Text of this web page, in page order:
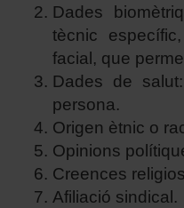
Dades
tècnic
facial, que
Dades de
persona.
Origen ètnic o
Opinions
Creences
Afiliació sindical.